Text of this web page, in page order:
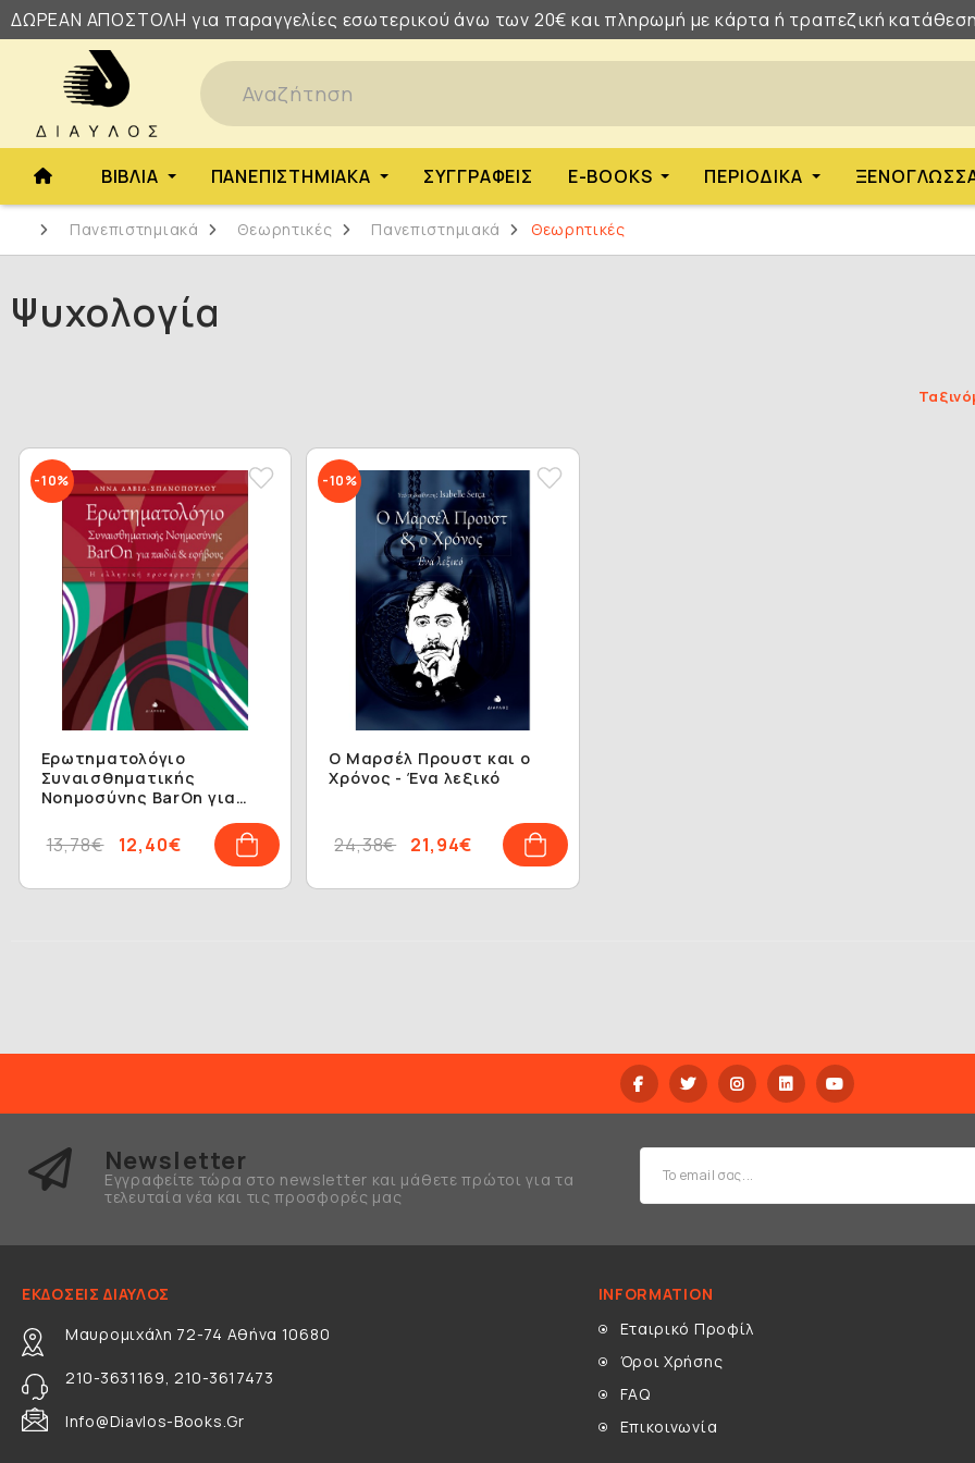
ΔΩΡΕΑΝ ΑΠΟΣΤΟΛΗ για παραγγελίες εσωτερικού άνω των 20€ και πληρωμή με κάρτα ή τραπεζική
ΒΙΒΛΊΑ ΠΑΝΕΠΙΣΤΗΜΙΑΚΆ ΣΥΓΓΡΑΦΕΊΣ E-BOOKS ΠΕΡΙΟΔΙΚΆ
Πανεπιστημιακά Θεωρητικές Πανεπιστημιακά Θεωρητικές
Ψυχολογία
-10%
Ερωτηματολόγιο
Συναισθηματικής
Νοημοσύνης BarOn για
12,40€
13,78€
-10%
Ο Μαρσέλ Προυστ και ο
Χρόνος - Ένα λεξικό
21,94€
24,38€
Newsletter
Εγγραφείτε τώρα στο newsletter και μάθετε πρώτοι για τα
τελευταία νέα και τις προσφορές μας
ΕΚΔΟΣΕΙΣ ΔΙΑΥΛΟΣ
Μαυρομιχάλη 72-74 Αθήνα 10680
210-3631169, 210-3617473
Info@diavlos-Books.gr
INFORMATION
Εταιρικό Προφίλ
Όροι Χρήσης
FAQ
Επικοινωνία